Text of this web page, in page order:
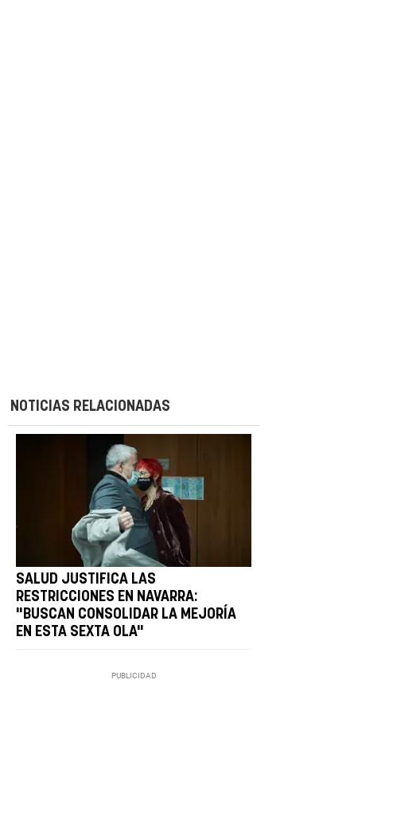
NOTICIAS RELACIONADAS
SALUD JUSTIFICA LAS
RESTRICCIONES EN NAVARRA:
"BUSCAN CONSOLIDAR LA MEJORÍA
EN ESTA SEXTA OLA"